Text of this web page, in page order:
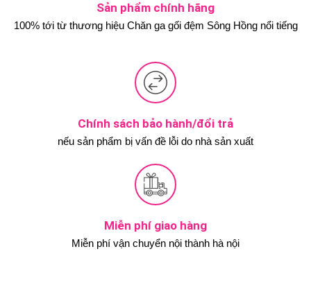
Sản phẩm chính hãng
100% tới từ thương hiệu Chăn ga gối đệm Sông Hồng nổi tiếng
Chính sách bảo hành/đổi trả
nếu sản phẩm bị vấn đề lỗi do nhà sản xuất
Miễn phí giao hàng
Miễn phí vận chuyển nội thành hà nội